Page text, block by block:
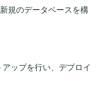
規のデータベースを構
ップを行い、デプロイ